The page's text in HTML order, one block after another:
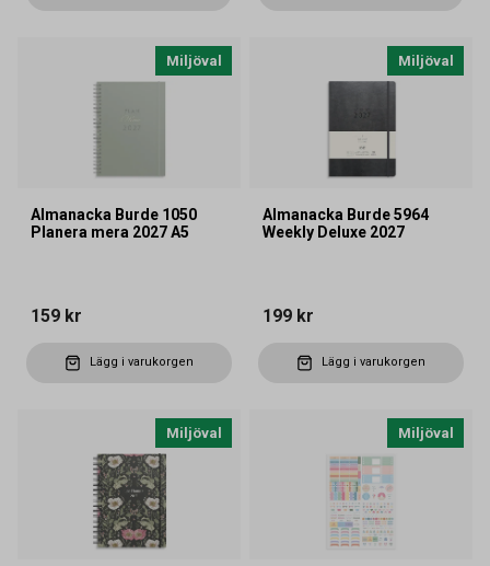
Miljöval
Almanacka Burde 1050
Planera mera 2027 A5
159 kr
Lägg i varukorgen
Miljöval
Almanacka Burde 5964
Weekly Deluxe 2027
199 kr
Lägg i varukorgen
Miljöval Miljöval